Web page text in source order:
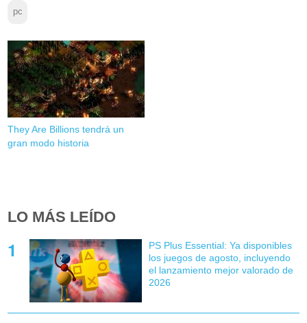
pc
They Are Billions tendrá un
gran modo historia
LO MÁS LEÍDO
PS Plus Essential: Ya disponibles
los juegos de agosto, incluyendo
el lanzamiento mejor valorado de
2026